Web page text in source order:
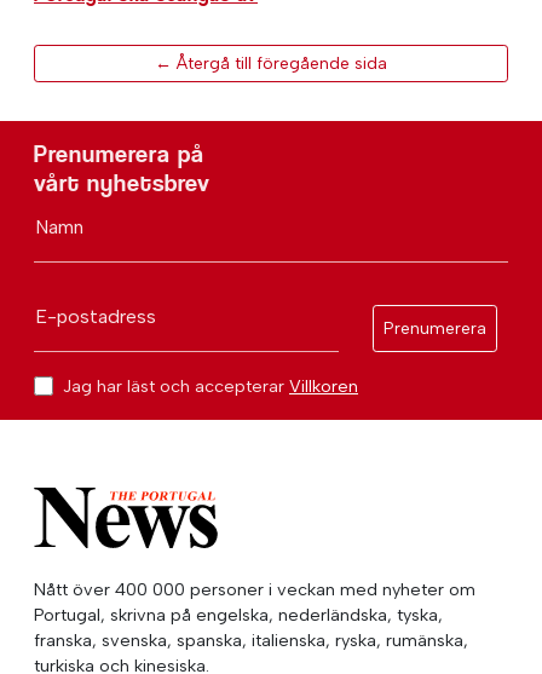
← Återgå till föregående sida
Prenumerera på
vårt nyhetsbrev
Namn
E-postadress
Prenumerera
Jag har läst och accepterar Villkoren
Nått över 400 000 personer i veckan med nyheter om
Portugal, skrivna på engelska, nederländska, tyska,
franska, svenska, spanska, italienska, ryska, rumänska,
turkiska och kinesiska.